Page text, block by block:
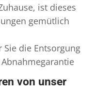
ist dieses
gemütlich
die Entsorgung
von unser